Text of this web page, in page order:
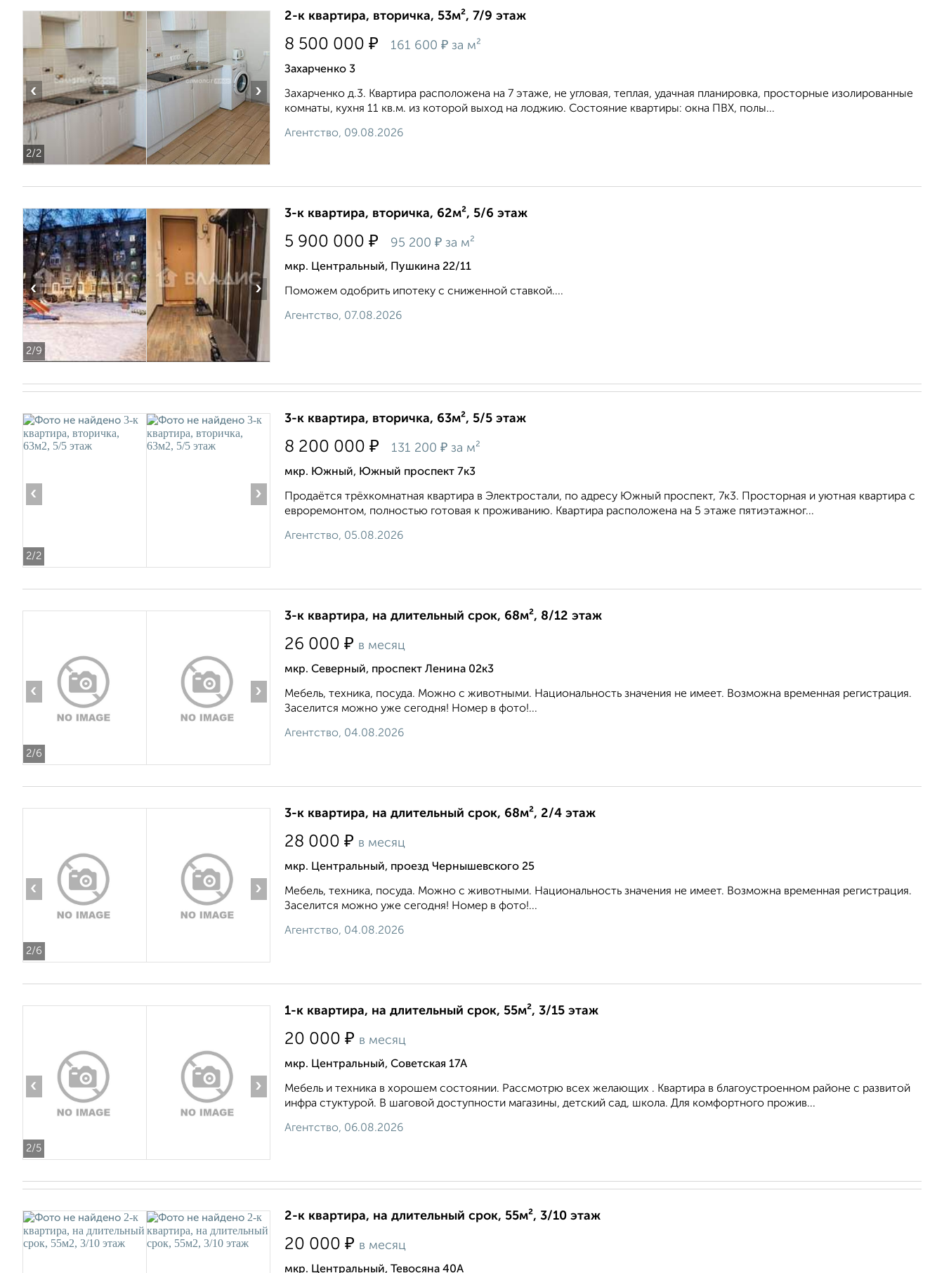
2/2
‹ ›
2-к квартира, вторичка, 53м², 7/9 этаж
8 500 000 ₽ 161 600 ₽ за м²
Захарченко 3
Захарченко д.3. Квартира расположена на 7 этаже, не угловая, теплая, удачная планировка, просторные изолированные
комнаты, кухня 11 кв.м. из которой выход на лоджию. Состояние квартиры: окна ПВХ, полы...
Агентство, 09.08.2026
2/9
‹ ›
3-к квартира, вторичка, 62м², 5/6 этаж
5 900 000 ₽ 95 200 ₽ за м²
мкр. Центральный, Пушкина 22/11
Поможем одобрить ипотеку с сниженной ставкой....
Агентство, 07.08.2026
2/2
‹ ›
3-к квартира, вторичка, 63м², 5/5 этаж
8 200 000 ₽ 131 200 ₽ за м²
мкр. Южный, Южный проспект 7к3
Продаётся трёхкомнатная квартира в Электростали, по адресу Южный проспект, 7к3. Просторная и уютная квартира с
евроремонтом, полностью готовая к проживанию. Квартира расположена на 5 этаже пятиэтажног...
Агентство, 05.08.2026
2/6
‹ ›
3-к квартира, на длительный срок, 68м², 8/12 этаж
26 000 ₽ в месяц
мкр. Северный, проспект Ленина 02к3
Мебель, техника, посуда. Можно с животными. Национальность значения не имеет. Возможна временная регистрация.
Заселится можно уже сегодня! Номер в фото!...
Агентство, 04.08.2026
2/6
‹ ›
3-к квартира, на длительный срок, 68м², 2/4 этаж
28 000 ₽ в месяц
мкр. Центральный, проезд Чернышевского 25
Мебель, техника, посуда. Можно с животными. Национальность значения не имеет. Возможна временная регистрация.
Заселится можно уже сегодня! Номер в фото!...
Агентство, 04.08.2026
2/5
‹ ›
1-к квартира, на длительный срок, 55м², 3/15 этаж
20 000 ₽ в месяц
мкр. Центральный, Советская 17А
Мебель и техника в хорошем состоянии. Рассмотрю всех желающих . Квартира в благоустроенном районе с развитой
инфра стуктурой. В шаговой доступности магазины, детский сад, школа. Для комфортного прожив...
Агентство, 06.08.2026
2-к квартира, на длительный срок, 55м², 3/10 этаж
20 000 ₽ в месяц
мкр. Центральный, Тевосяна 40А